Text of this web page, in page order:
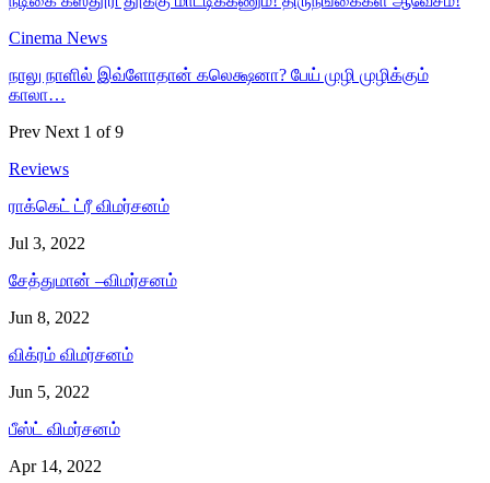
Cinema News
நாலு நாளில் இவ்ளோதான் கலெக்ஷனா? பேய் முழி முழிக்கும்
காலா…
Prev Next 1 of 9
Reviews
ராக்கெட் ட்ரீ விமர்சனம்
Jul 3, 2022
சேத்துமான் –விமர்சனம்
Jun 8, 2022
விக்ரம் விமர்சனம்
Jun 5, 2022
பீஸ்ட் விமர்சனம்
Apr 14, 2022